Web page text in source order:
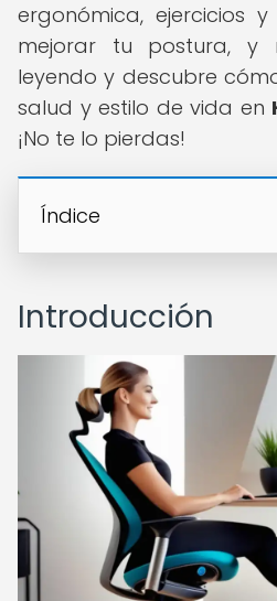
ergonómica, ejercicios
mejorar tu postura, y
leyendo y descubre
salud y estilo de vida en
¡No te lo pierdas!
Índice
Introducción